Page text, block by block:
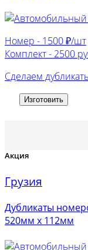
Номер - 1500 ₽/шт
Комплект - 2500
Сделаем
Изготовить
Акция
Грузия
Дубликаты
520мм х 112мм